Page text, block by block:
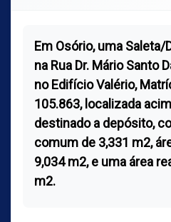
Em Osório, uma Saleta/
na Rua Dr. Mário Santo
no Edifício Valério,
105.863, localizada
destinado a depósito,
comum de 3,331 m2,
9,034 m2, e uma área
m2.